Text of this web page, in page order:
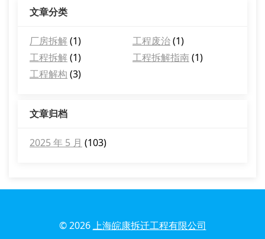
文章分类
厂房拆解(1) 工程废治(1)
工程拆解(1) 工程拆解指南(1)
工程解构 (3)
文章归档
2025 年 5 月 (103)
© 2026上海皖康拆迁工程有限公司